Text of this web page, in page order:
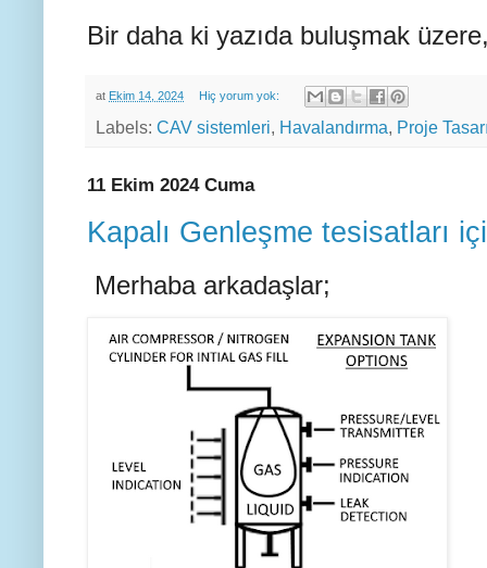
Bir daha ki yazıda buluşmak
at Ekim 14, 2024 Hiç yorum yok:
Labels: CAV sistemleri, Havalandırma, Proje
11 Ekim 2024 Cuma
Kapalı Genleşme tesisatları
Merhaba arkadaşlar;